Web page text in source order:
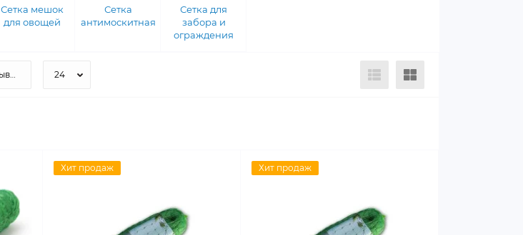
Сетка мешок
для овощей
Сетка
антимоскитная
Сетка для
забора и
ограждения
Хит продаж Хит продаж